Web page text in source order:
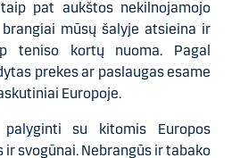
pat aukštos nekilnojamojo
mūsų šalyje atsieina ir
teniso kortų nuoma. Pagal
prekes ar paslaugas esame
Europoje.
palyginti su kitomis Europos
ir svogūnai. Nebrangūs ir tabako